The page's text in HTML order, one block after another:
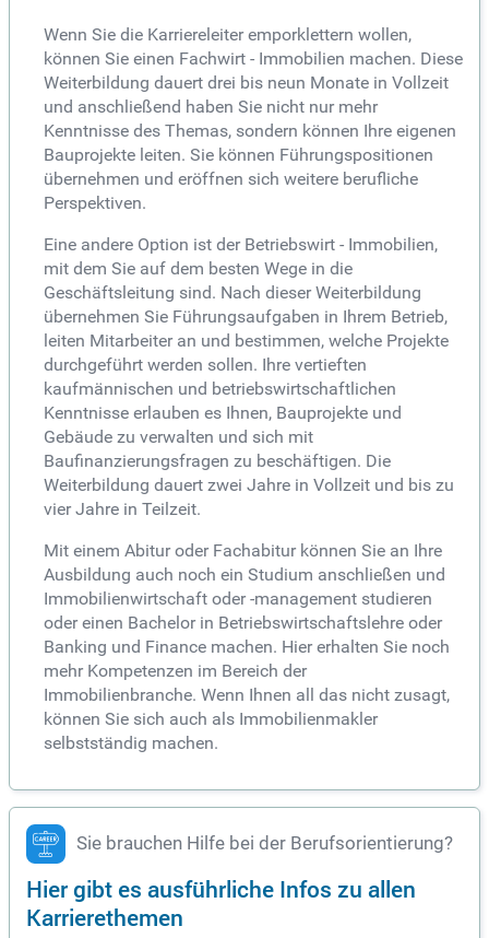
Wenn Sie die Karriereleiter emporklettern wollen,
können Sie einen Fachwirt - Immobilien machen. Diese
Weiterbildung dauert drei bis neun Monate in Vollzeit
und anschließend haben Sie nicht nur mehr
Kenntnisse des Themas, sondern können Ihre eigenen
Bauprojekte leiten. Sie können Führungspositionen
übernehmen und eröffnen sich weitere berufliche
Perspektiven.
Eine andere Option ist der Betriebswirt - Immobilien,
mit dem Sie auf dem besten Wege in die
Geschäftsleitung sind. Nach dieser Weiterbildung
übernehmen Sie Führungsaufgaben in Ihrem Betrieb,
leiten Mitarbeiter an und bestimmen, welche Projekte
durchgeführt werden sollen. Ihre vertieften
kaufmännischen und betriebswirtschaftlichen
Kenntnisse erlauben es Ihnen, Bauprojekte und
Gebäude zu verwalten und sich mit
Baufinanzierungsfragen zu beschäftigen. Die
Weiterbildung dauert zwei Jahre in Vollzeit und bis zu
vier Jahre in Teilzeit.
Mit einem Abitur oder Fachabitur können Sie an Ihre
Ausbildung auch noch ein Studium anschließen und
Immobilienwirtschaft oder -management studieren
oder einen Bachelor in Betriebswirtschaftslehre oder
Banking und Finance machen. Hier erhalten Sie noch
mehr Kompetenzen im Bereich der
Immobilienbranche. Wenn Ihnen all das nicht zusagt,
können Sie sich auch als Immobilienmakler
selbstständig machen.
Sie brauchen Hilfe bei der Berufsorientierung?
Hier gibt es ausführliche Infos zu allen
Karrierethemen